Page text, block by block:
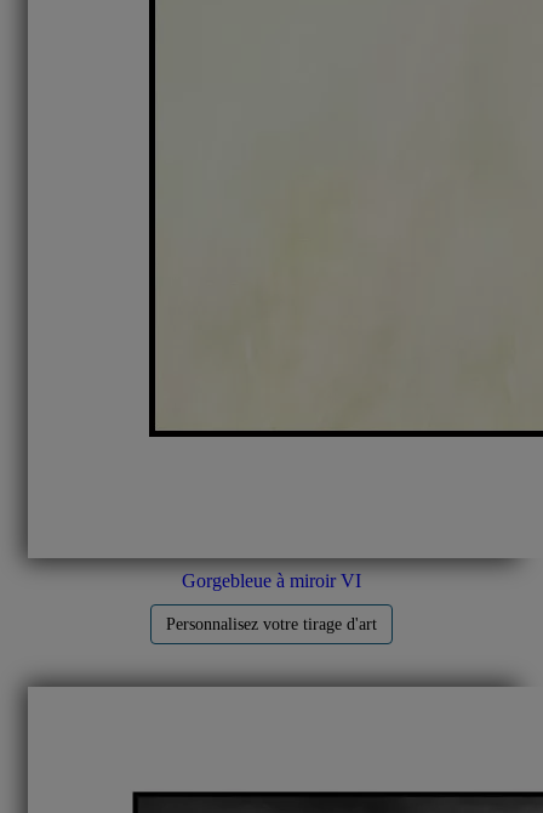
Gorgebleue à miroir VI
Personnalisez votre tirage d'art